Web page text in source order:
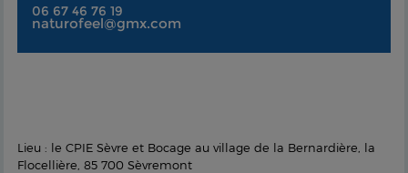
06 67 46 76 19
naturofeel@gmx.com
Lieu : le CPIE Sèvre et Bocage au village de la Bernardière, la
Flocellière, 85 700 Sèvremont